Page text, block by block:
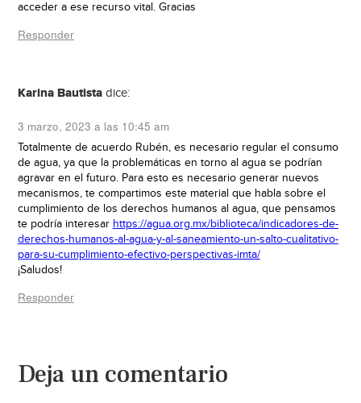
acceder a ese recurso vital. Gracias
Responder
Karina Bautista dice:
3 marzo, 2023 a las 10:45 am
Totalmente de acuerdo Rubén, es necesario regular el consumo
de agua, ya que la problemáticas en torno al agua se podrían
agravar en el futuro. Para esto es necesario generar nuevos
mecanismos, te compartimos este material que habla sobre el
cumplimiento de los derechos humanos al agua, que pensamos
te podría interesar https://agua.org.mx/biblioteca/indicadores-de-
derechos-humanos-al-agua-y-al-saneamiento-un-salto-cualitativo-
para-su-cumplimiento-efectivo-perspectivas-imta/
¡Saludos!
Responder
Deja un comentario